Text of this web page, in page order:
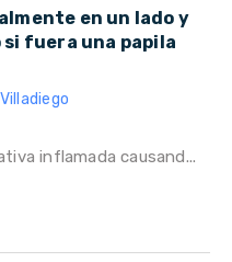
en un lado y
fuera una papila
inflamada causand...